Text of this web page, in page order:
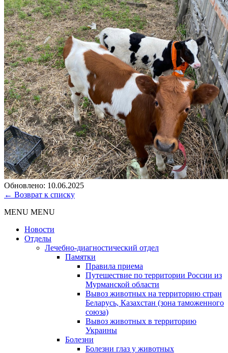
Обновлено: 10.06.2025
← Возврат к списку
MENU MENU
Новости
Отделы
Лечебно-диагностический отдел
Памятки
Правила приема
Путешествие по территории России из
Мурманской области
Вывоз животных на территорию стран
Беларусь, Казахстан (зона таможенного
союза)
Вывоз животных в территорию
Украины
Болезни
Болезни глаз у животных